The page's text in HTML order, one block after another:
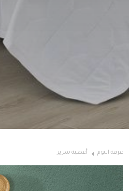
غرفة النوم أغطية سرير